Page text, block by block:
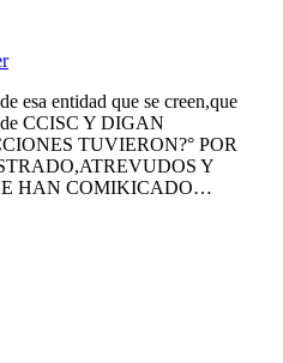
esa entidad que se creen,que
de CCISC Y DIGAN
TUVIERON?° POR
Y
HAN COMIKICADO…